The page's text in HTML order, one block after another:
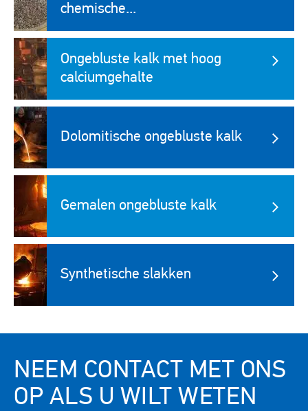
chemische...
Image
Ongebluste kalk met hoog
calciumgehalte
Image
Dolomitische ongebluste kalk
Image
Gemalen ongebluste kalk
Image
Synthetische slakken
NEEM CONTACT MET ONS
OP ALS U WILT WETEN